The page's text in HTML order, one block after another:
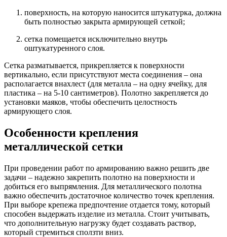
поверхность, на которую наносится штукатурка, должна
быть полностью закрыта армирующей сеткой;
сетка помещается исключительно внутрь
оштукатуренного слоя.
Сетка разматывается, прикрепляется к поверхности
вертикально, если присутствуют места соединения – она
располагается внахлест (для металла – на одну ячейку, для
пластика – на 5-10 сантиметров). Полотно закрепляется до
установки маяков, чтобы обеспечить целостность
армирующего слоя.
Особенности крепления
металлической сетки
При проведении работ по армированию важно решить две
задачи – надежно закрепить полотно на поверхности и
добиться его выпрямления. Для металлического полотна
важно обеспечить достаточное количество точек крепления.
При выборе крепежа предпочтение отдается тому, который
способен выдержать изделие из металла. Стоит учитывать,
что дополнительную нагрузку будет создавать раствор,
который стремиться сползти вниз.